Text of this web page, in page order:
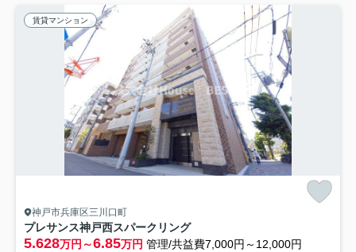
賃貸マンション
神戸市兵庫区三川口町
プレサンス神戸西スパークリング
5.628万円～6.85万円 管理/共益費7,000円～12,000円